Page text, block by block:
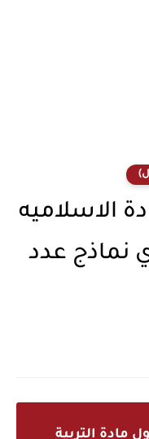
الاسلاميه
نماذج عدد
مادة التربية